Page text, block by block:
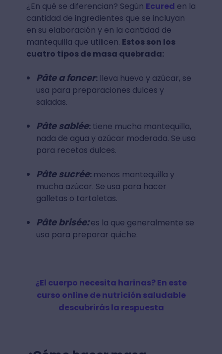
¿En qué se diferencian? Según Ecured en la
cantidad de ingredientes que se incluyan
en su elaboración y en la cantidad de
mantequilla que utilicen. Estos son los
cuatro tipos de masa quebrada:
Pâte a foncer:lleva huevo y azúcar, se
usa para preparaciones dulces y
saladas.
Pâte sablée:tiene mucha mantequilla,
nada de agua y azúcar moderada. Se usa
para recetas dulces.
Pâte sucrée: menos mantequilla y
mucha azúcar. Se usa para hacer
galletas o tartaletas.
Pâte brisée:es la que generalmente se
usa para preparar quiche.
¿El cuerpo necesita harinas? En este
curso online de nutrición saludable
descubrirás la respuesta